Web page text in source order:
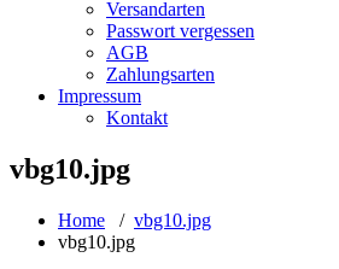
Versandarten
Passwort vergessen
AGB
Zahlungsarten
Impressum
Kontakt
vbg10.jpg
Home / vbg10.jpg
vbg10.jpg